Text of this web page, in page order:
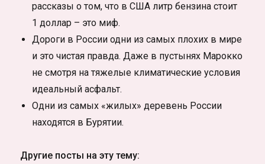
рассказы о том, что в США литр бензина стоит
1 доллар – это миф.
Дороги в России одни из самых плохих в мире
и это чистая правда. Даже в пустынях Марокко
не смотря на тяжелые климатические условия
идеальный асфальт.
Одни из самых «жилых» деревень России
находятся в Бурятии.
Другие посты на эту тему: